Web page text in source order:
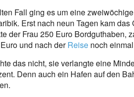
Fall ging es um eine
Erst nach neun Tagen kam
der Frau 250 Euro Bordguthaben,
und nach derReise noch
das nicht, sie verlangte eine
Denn auch ein Hafen auf den